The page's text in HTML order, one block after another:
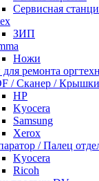
Сервисная
ЗИП
Ножи
для ремонта
/ Сканер / Крышки
HP
Kyocera
Samsung
Xerox
/ Палец
Kyocera
Ricoh